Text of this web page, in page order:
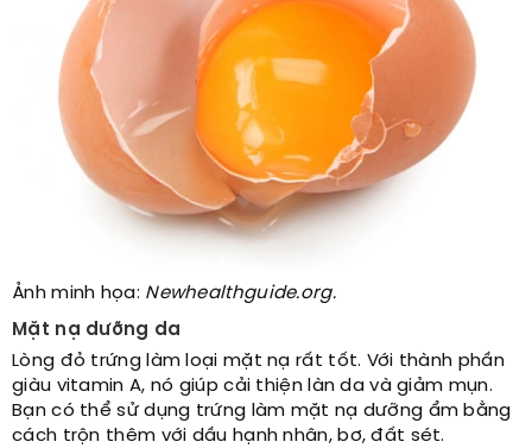
Ảnh minh họa: Newhealthguide.org.
Mặt nạ dưỡng da
Lòng đỏ trứng làm loại mặt nạ rất tốt. Với thành phần
giàu vitamin A, nó giúp cải thiện làn da và giảm mụn.
Bạn có thể sử dụng trứng làm mặt nạ dưỡng ẩm bằng
cách trộn thêm với dầu hạnh nhân, bơ, đất sét.